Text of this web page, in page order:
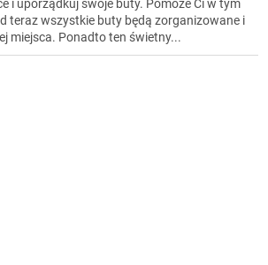
i uporządkuj swoje buty. Pomoże Ci w tym
teraz wszystkie buty będą zorganizowane i
miejsca. Ponadto ten świetny...